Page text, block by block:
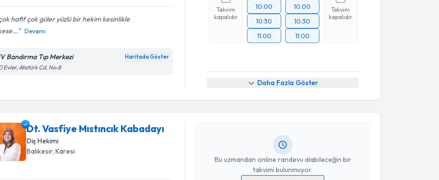
hafif çok güler yüzlü bir hekim kesinlikle
Devamı
Bandırma Tıp Merkezi Haritada Göster
Evler, Atatürk Cd. No:8
Takvim
kapalıdır
10:00
10:30
11:00
10:00
10:30
11:00
Takvim
kapalıdır
Daha Fazla Göster
Dt. Vasfiye Mıstıncık Kabadayı
Diş Hekimi
Balıkesir, Karesi
Bu uzmandan online randevu alabileceğin bir
takvimi bulunmuyor.
Randevu Takvimi Talebi